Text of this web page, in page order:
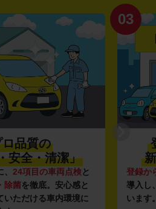
ロ品質の
安全・清潔」
24項目の車両点検と
除菌を徹底。安心感と
いただける車内環境に
03
登録か
導入し
います